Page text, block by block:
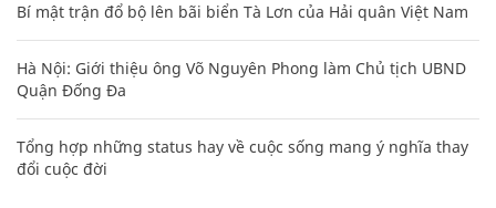
Bí mật trận đổ bộ lên bãi biển Tà Lơn của Hải quân Việt Nam
Hà Nội: Giới thiệu ông Võ Nguyên Phong làm Chủ tịch UBND
Quận Đống Đa
Tổng hợp những status hay về cuộc sống mang ý nghĩa thay
đổi cuộc đời